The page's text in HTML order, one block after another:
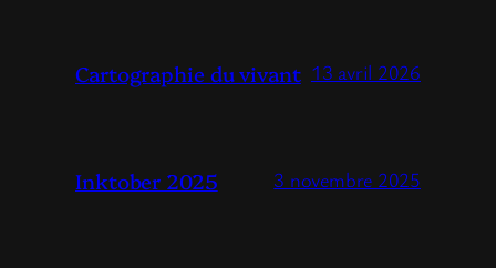
Cartographie du vivant 13 avril 2026
Inktober 2025 3 novembre 2025